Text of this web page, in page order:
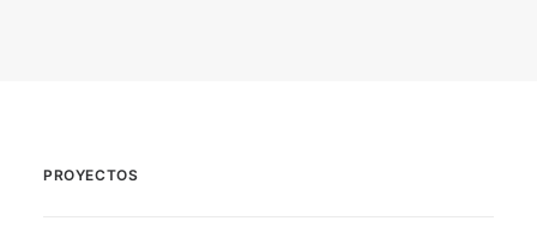
PROYECTOS